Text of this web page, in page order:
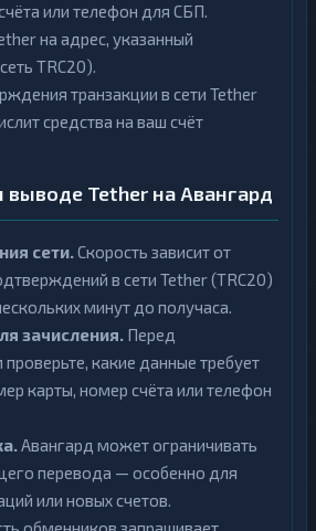
или телефон для СБП.
на адрес, указанный
TRC20).
транзакции в сети Tether
средства на ваш счёт
выводе Tether на Авангард
сети.Скорость зависит от
в сети Tether (TRC20)
минут до получаса.
зачисления. Перед
какие данные требует
карты, номер счёта или телефон
Авангард может ограничивать
перевода — особенно для
или новых счетов.